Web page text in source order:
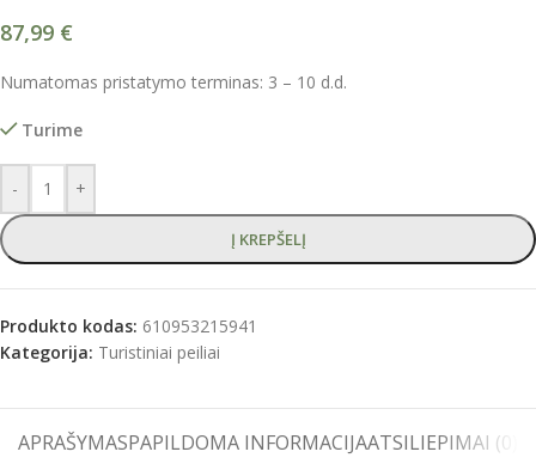
87,99 €
Numatomas pristatymo terminas: 3 – 10 d.d.
Turime
- +
Į KREPŠELĮ
Produkto kodas: 610953215941
Kategorija: Turistiniai peiliai
APRAŠYMASPAPILDOMA INFORMACIJAATSILIEPIMAI (0)